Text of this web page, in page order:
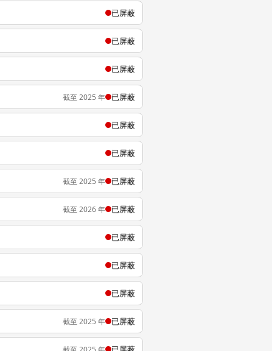
已屏蔽
已屏蔽
已屏蔽
截至 2025 年 已屏蔽
已屏蔽
已屏蔽
截至 2025 年 已屏蔽
截至 2026 年 已屏蔽
已屏蔽
已屏蔽
已屏蔽
截至 2025 年 已屏蔽